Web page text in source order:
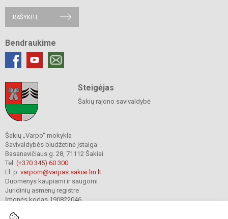
RAŠYKITE
Bendraukime
Steigėjas
Šakių rajono savivaldybė
Šakių „Varpo“ mokykla
Savivaldybės biudžetinė įstaiga
Basanavičiaus g. 28, 71112 Šakiai
Tel. (+370 345) 60 300
El. p. varpom@varpas.sakiai.lm.lt
Duomenys kaupiami ir saugomi
Juridinių asmenų registre
Įmonės kodas 190822046